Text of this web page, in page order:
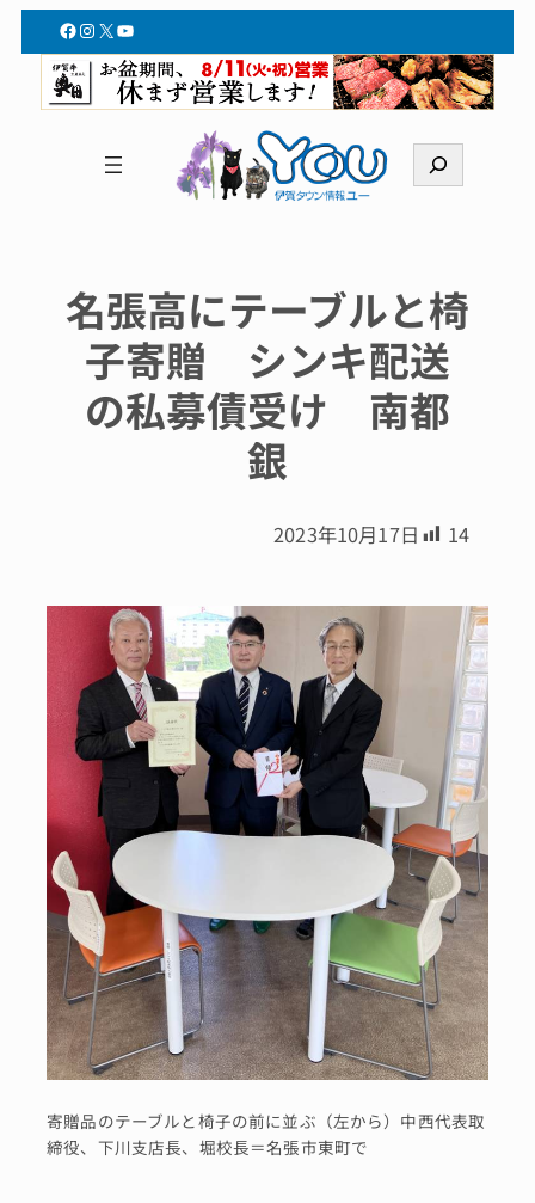
Facebook
Instagram
X YouTube
索
名張高にテーブルと椅
子寄贈 シンキ配送
の私募債受け 南都
銀
2023年10月17日 14
寄贈品のテーブルと椅子の前に並ぶ（左から）中西代表取
締役、下川支店長、堀校長＝名張市東町で